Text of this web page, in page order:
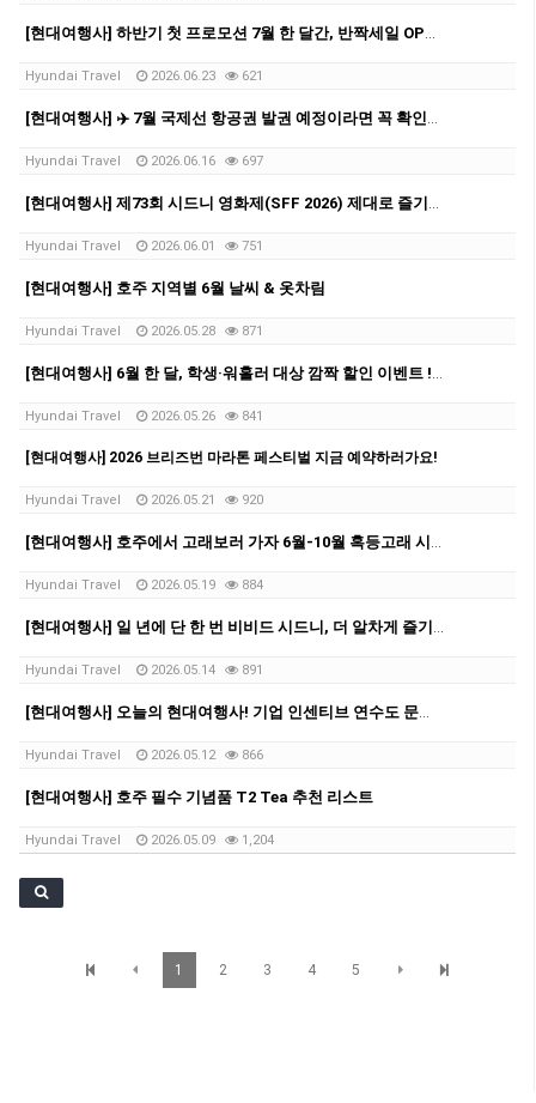
[현대여행사] 하반기 첫 프로모션 7월 한 달간, 반짝세일 OPEN✨
Hyundai Travel 2026.06.23 621
[현대여행사] ✈️ 7월 국제선 항공권 발권 예정이라면 꼭 확인하세요!
Hyundai Travel 2026.06.16 697
[현대여행사] 제73회 시드니 영화제(SFF 2026) 제대로 즐기자!
Hyundai Travel 2026.06.01 751
[현대여행사] 호주 지역별 6월 날씨 & 옷차림
Hyundai Travel 2026.05.28 871
[현대여행사] 6월 한 달, 학생·워홀러 대상 깜짝 할인 이벤트 ! ✨
Hyundai Travel 2026.05.26 841
[현대여행사] 2026 브리즈번 마라톤 페스티벌 지금 예약하러가요!
Hyundai Travel 2026.05.21 920
[현대여행사] 호주에서 고래보러 가자 6월-10월 혹등고래 시즌✨
Hyundai Travel 2026.05.19 884
[현대여행사] 일 년에 단 한 번 비비드 시드니, 더 알차게 즐기자!✨
Hyundai Travel 2026.05.14 891
[현대여행사] 오늘의 현대여행사! 기업 인센티브 연수도 문제없어요-!
Hyundai Travel 2026.05.12 866
[현대여행사] 호주 필수 기념품 T2 Tea 추천 리스트
Hyundai Travel 2026.05.09 1,204
1 2 3 4 5